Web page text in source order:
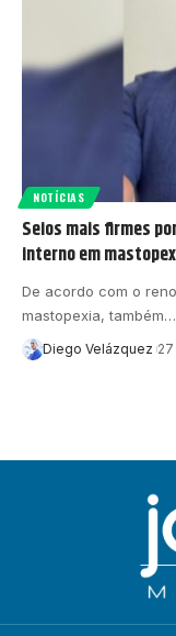
NOTÍCIAS
Seios mais firmes
interno em
De acordo com o
mastopexia, também…
Diego Velázquez